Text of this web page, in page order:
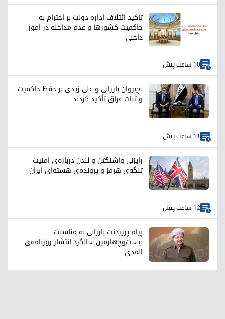
تأکید ائتلاف اداره دولت بر احترام به
حاکمیت کشورها و عدم مداخله در امور
داخلی
10 ساعت پیش
نچیروان بارزانی و علی زیدی بر حفظ حاکمیت
و ثبات عراق تأکید کردند
11 ساعت پیش
رایزنی واشنگتن و لندن درباره‌ی امنیت
تنگه‌ی هرمز و پرونده‌ی هسته‌ای ایران
12 ساعت پیش
پیام پرزیدنت بارزانی به مناسبت
بیست‌وچهارمین سالگرد انتشار روزنامه‌ی
المدی